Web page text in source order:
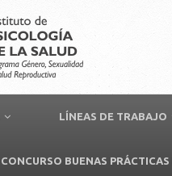
LÍNEAS DE TRABAJO
CONCURSO BUENAS PRÁCTICAS